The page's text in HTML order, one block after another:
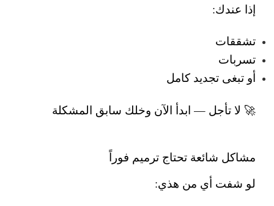
إذا عندك:
تشققات
تسربات
أو تبغى تجديد كامل
🚀 لا تأجل — ابدأ الآن وخلك سابق المشكلة
مشاكل شائعة تحتاج ترميم فوراً
لو شفت أي من هذي: